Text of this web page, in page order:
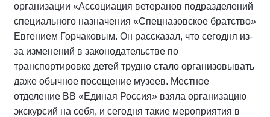
организации «Ассоциация ветеранов подразделений
специального назначения «Спецназовское братство»
Евгением Горчаковым. Он рассказал, что сегодня из-
за изменений в законодательстве по
транспортировке детей трудно стало организовывать
даже обычное посещение музеев. Местное
отделение ВВ «Единая Россия» взяла организацию
экскурсий на себя, и сегодня такие мероприятия в